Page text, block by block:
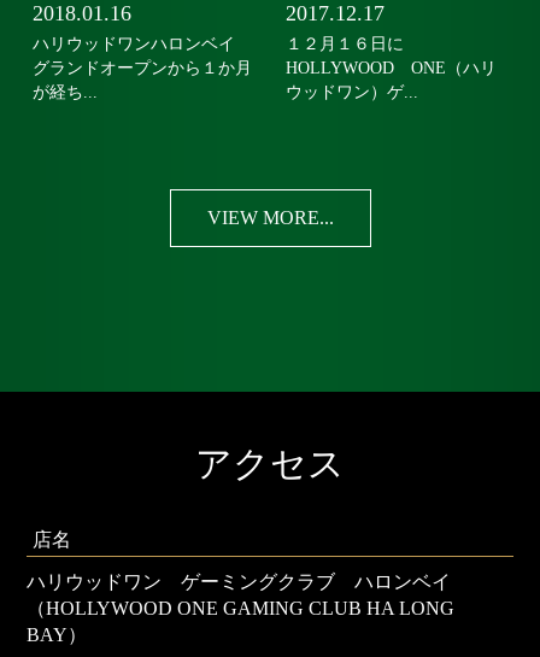
2018.01.16
ハリウッドワンハロンベイ
グランドオープンから１か月
が経ち...
2017.12.17
１２月１６日に
HOLLYWOOD ONE（ハリ
ウッドワン）ゲ...
VIEW MORE...
アクセス
店名
ハリウッドワン ゲーミングクラブ ハロンベイ
（HOLLYWOOD ONE GAMING CLUB HA LONG
BAY）